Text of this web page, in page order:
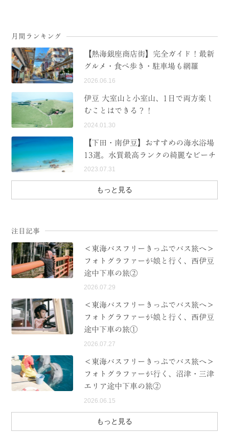
月間ランキング
【熱海銀座商店街】完全ガイド！最新
グルメ・食べ歩き・駐車場も網羅
2026.06.16
伊豆 大室山と小室山、1日で両方楽し
むことはできる？！
2024.01.30
【下田・南伊豆】おすすめの海水浴場
13選。水質最高ランクの綺麗なビーチ
2023.07.31
もっと見る
注目記事
＜東海バスフリーきっぷでバス旅へ＞
フォトグラファーが娘と行く、西伊豆
途中下車の旅②
2026.07.29
＜東海バスフリーきっぷでバス旅へ＞
フォトグラファーが娘と行く、西伊豆
途中下車の旅①
2026.07.27
＜東海バスフリーきっぷでバス旅へ＞
フォトグラファーが行く、沼津・三津
エリア途中下車の旅②
2026.06.15
もっと見る